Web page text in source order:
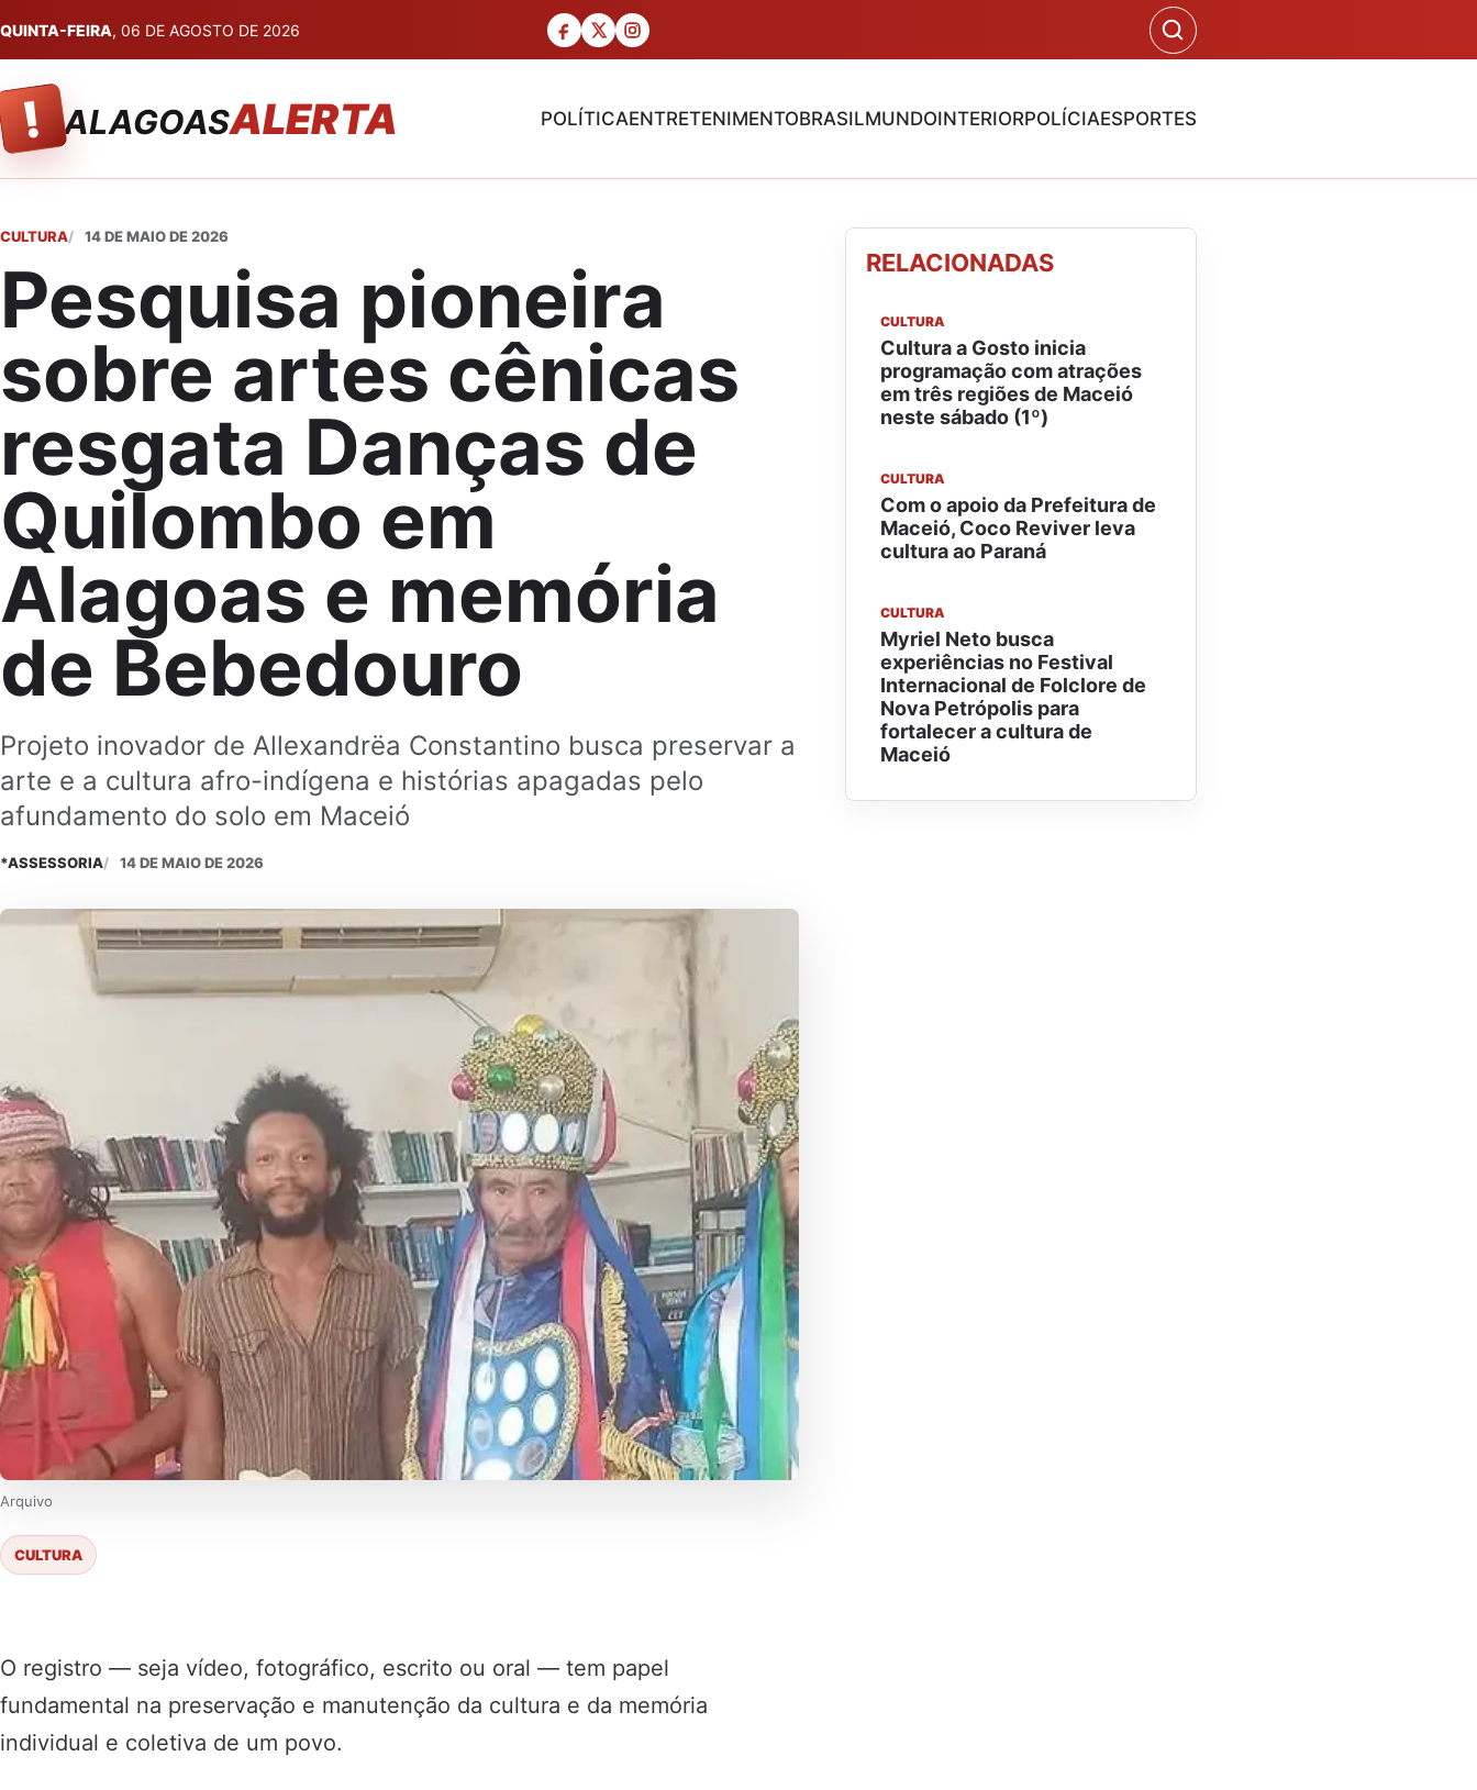
QUINTA-FEIRA, 06 DE AGOSTO DE 2026
! ALAGOASALERTA POLÍTICAENTRETENIMENTOBRASILMUNDOINTERIORPOLÍCIAESPORTES
CULTURA 14 DE MAIO DE 2026
Pesquisa pioneira
sobre artes cênicas
resgata Danças de
Quilombo em
Alagoas e memória
de Bebedouro
Projeto inovador de Allexandrëa Constantino busca preservar a
arte e a cultura afro-indígena e histórias apagadas pelo
afundamento do solo em Maceió
*ASSESSORIA 14 DE MAIO DE 2026
Arquivo
CULTURA
O registro — seja vídeo, fotográfico, escrito ou oral — tem papel
fundamental na preservação e manutenção da cultura e da memória
individual e coletiva de um povo.
RELACIONADAS
CULTURA
Cultura a Gosto inicia
programação com atrações
em três regiões de Maceió
neste sábado (1º)
CULTURA
Com o apoio da Prefeitura de
Maceió, Coco Reviver leva
cultura ao Paraná
CULTURA
Myriel Neto busca
experiências no Festival
Internacional de Folclore de
Nova Petrópolis para
fortalecer a cultura de
Maceió